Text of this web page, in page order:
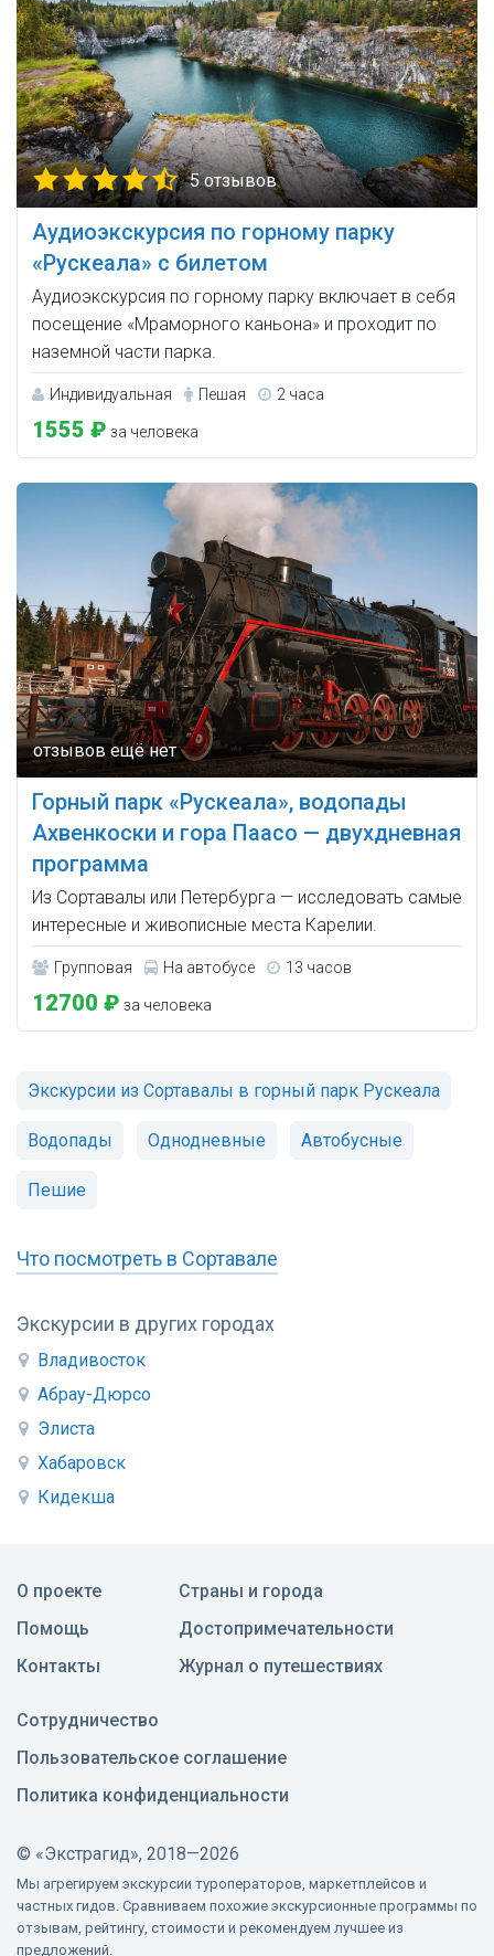
Экскурсии в других городах
Владивосток
Абрау-Дюрсо
Элиста
Хабаровск
Кидекша
5 отзывов
Аудиоэкскурсия по горному парку
«Рускеала» с билетом
Аудиоэкскурсия по горному парку включает в себя
посещение «Мраморного каньона» и проходит по
наземной части парка.
Индивидуальная Пешая 2 часа
1555 ₽ за человека
Горный парк «Рускеала», водопады
Ахвенкоски и гора Паасо — двухдневная
программа
Из Сортавалы или Петербурга — исследовать самые
интересные и живописные места Карелии.
Групповая На автобусе 13 часов
12700 ₽ за человека
Экскурсии из Сортавалы в горный парк Рускеала
Водопады Однодневные Автобусные
Пешие
Что посмотреть в Сортавале
О проекте
Помощь
Контакты
Страны и города
Достопримечательности
Журнал о путешествиях
Сотрудничество
Пользовательское соглашение
Политика конфиденциальности
© «Экстрагид», 2018—2026
Мы агрегируем экскурсии туроператоров, маркетплейсов и
частных гидов. Сравниваем похожие экскурсионные программы по
отзывам, рейтингу, стоимости и рекомендуем лучшее из
предложений.